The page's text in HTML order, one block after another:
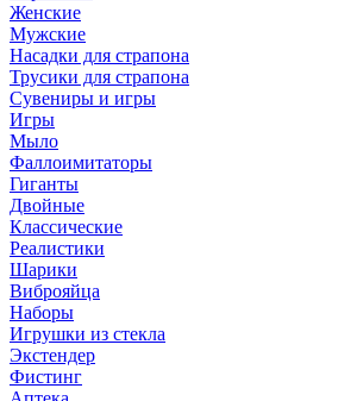
Женские
Мужские
Насадки для страпона
Трусики для страпона
Сувениры и игры
Игры
Мыло
Фаллоимитаторы
Гиганты
Двойные
Классические
Реалистики
Шарики
Виброяйца
Наборы
Игрушки из стекла
Экстендер
Фистинг